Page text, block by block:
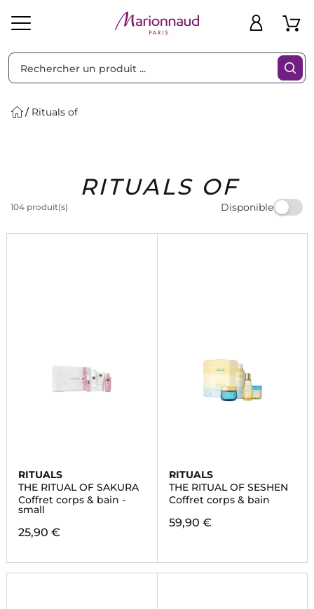
Homme Marques Idées
Cadeaux
Bons
Rituals of
RITUALS OF
104 produit(s) Disponible
Filtres
RITUALS
THE RITUAL OF SAKURA
Coffret corps & bain -
small
25,90 €
RITUALS
THE RITUAL OF SESHEN
Coffret corps & bain
59,90 €